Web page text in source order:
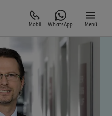
Mobil WhatsApp Menü